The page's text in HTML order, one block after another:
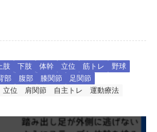
肢 下肢 体幹 立位 筋トレ
野球
部 腹部 膝関節
足関節
立位 肩関節 自主トレ 運動療法